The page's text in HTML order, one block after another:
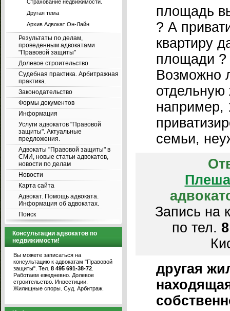
Страхование недвижимости.
Другая тема
Архив Адвокат Он-Лайн
Результаты по делам,
проведенным адвокатами
"Правовой защиты"
Долевое строительство
Судебная практика. Арбитражная
практика.
Законодательство
Формы документов
Информация
Услуги адвокатов "Правовой
защиты". Актуальные
предложения.
Адвокаты "Правовой защиты" в
СМИ, новые статьи адвокатов,
новости по делам
Новости
Карта сайта
Адвокат. Помощь адвоката.
Информация об адвокатах.
Поиск
Консультации адвокатов по
недвижимости!
Вы можете записаться на
консультацию к адвокатам "Правовой
защиты". Тел. 8 495 691-38-72
Работаем ежедневно. Долевое
строительство. Инвестиции.
Жилищные споры. Суд. Арбитраж.
площадь
? А
квартиру
площади ?
Возможно
например,
семьи,
Запись на
по тел.
другая